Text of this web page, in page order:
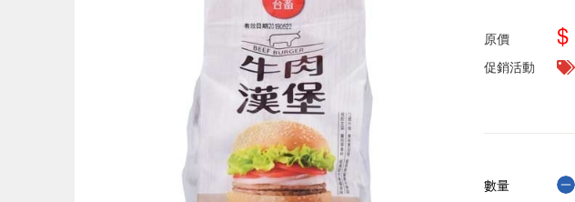
原價 $
促銷活動
數量